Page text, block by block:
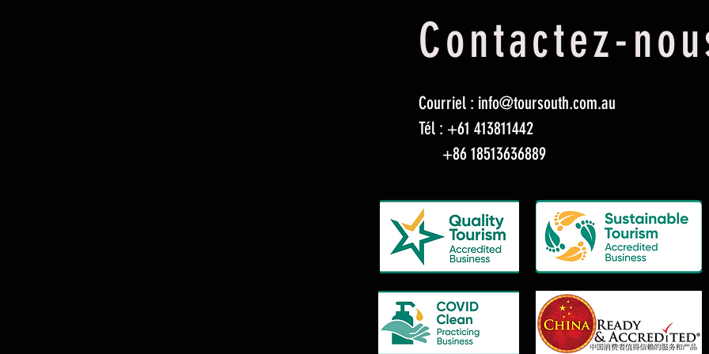
Contactez-
Courriel : info@toursouth.com.au
Tél : +61 413811442
+86 18513636889